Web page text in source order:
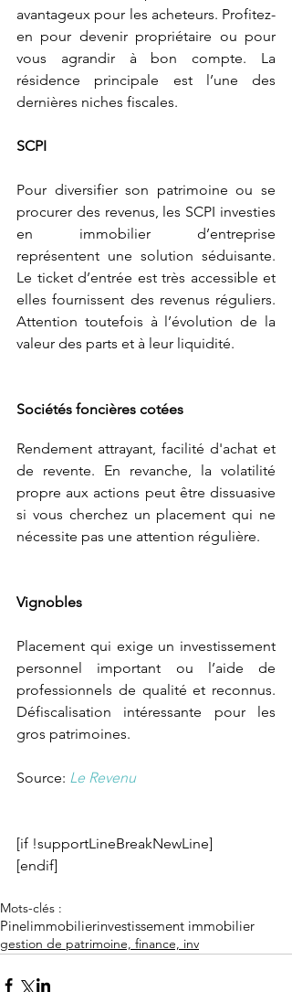
avantageux pour les acheteurs. Profitez-
en pour devenir propriétaire ou pour
vous agrandir à bon compte. La
résidence principale est l’une des
dernières niches fiscales.
SCPI
Pour diversifier son patrimoine ou se
procurer des revenus, les SCPI investies
en immobilier d’entreprise
représentent une solution séduisante.
Le ticket d’entrée est très accessible et
elles fournissent des revenus réguliers.
Attention toutefois à l’évolution de la
valeur des parts et à leur liquidité.
Sociétés foncières cotées
Rendement attrayant, facilité d'achat et
de revente. En revanche, la volatilité
propre aux actions peut être dissuasive
si vous cherchez un placement qui ne
nécessite pas une attention régulière.
Vignobles
Placement qui exige un investissement
personnel important ou l’aide de
professionnels de qualité et reconnus.
Défiscalisation intéressante pour les
gros patrimoines.
Source: Le Revenu
[if !supportLineBreakNewLine]
[endif]
Mots-clés :
Pinelimmobilierinvestissement immobilier
gestion de patrimoine, finance, inv